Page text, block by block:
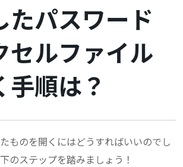
たパスワード
セルファイル
手順は？
ものを開くにはどうすればいいのでし
のステップを踏みましょう！